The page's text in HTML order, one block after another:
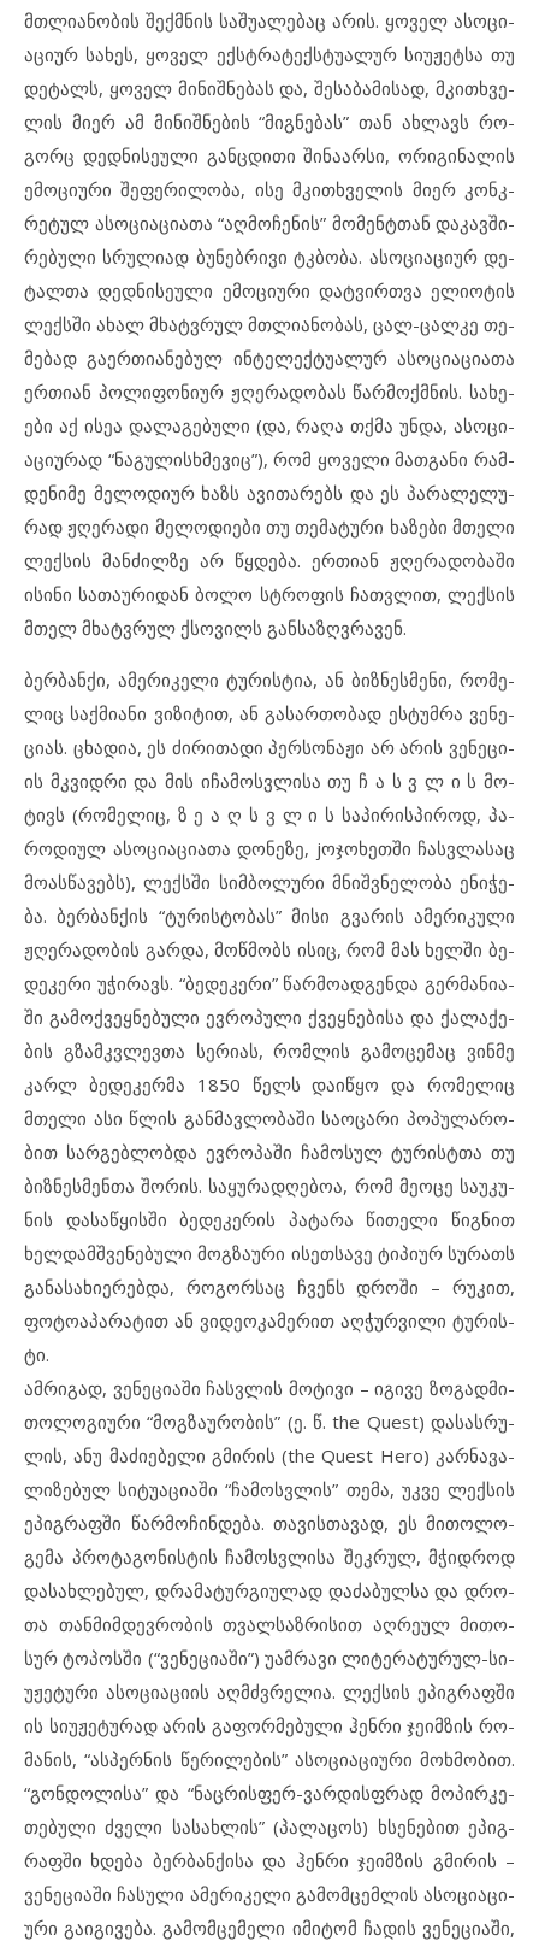
მთლი­ა­ნო­ბის შექ­მ­ნის საშუ­ა­ლე­ბაც არ­ის. ყო­ველ ასოც­ი­
ა­ცი­ურ სა­ხეს, ყო­ველ ექს­ტ­რა­ტექ­ს­ტუ­ა­ლურ სი­უ­ჟეტ­სა თუ
დე­ტალს, ყო­ველ მი­ნიშ­ნე­ბას და, შე­სა­ბა­მი­სად, მკითხ­ვე­
ლის მი­ერ ამ მი­ნიშ­ნე­ბის “მიგ­ნე­ბას” თან ახ­ლავს რო­
გორც დედ­ნი­სე­უ­ლი გან­ც­დი­თი ში­ნა­არ­სი, ორიგ­ი­ნა­ლის
ემ­ო­ცი­უ­რი შე­ფე­რი­ლო­ბა, ისე მკითხ­ვე­ლის მი­ერ კონ­კ­
რე­ტულ ას­ო­ცი­ა­ციათა “აღ­მო­ჩე­ნის” მო­მენ­ტ­თან და­კავ­ში­
რე­ბუ­ლი სრუ­ლი­ად ბუ­ნებ­რი­ვი ტკბო­ბა. ას­ო­ციაცი­ურ დე­
ტალ­თა დედ­ნი­სე­უ­ლი ემ­ო­ცი­უ­რი დატ­ვირ­თ­ვა ელ­ი­ო­ტის
ლექ­ს­ში ახ­ალ მხატვრულ მთლი­ა­ნო­ბას, ცალ-ცალ­კე თე­
მე­ბად გა­ერ­თი­ა­ნე­ბულ ინ­ტე­ლექ­ტუ­ა­ლურ ას­ო­ცი­ა­ციათა
ერ­თი­ან პო­ლი­ფო­ნი­ურ ჟღე­რა­დო­ბას წარ­მოქ­მ­ნის. სა­ხე­
ე­ბი აქ ისეა და­ლა­გე­ბუ­ლი (და, რა­ღა თქმა უნ­და, ას­ო­ცი­
ა­ცი­უ­რად “ნა­გუ­ლის­ხ­მე­ვიც”), რომ ყო­ვე­ლი მათ­გა­ნი რამ­
დენი­მე მე­ლო­დი­ურ ხაზს ავ­ი­თა­რებს და ეს პა­რა­ლე­ლუ­
რად ჟღე­რა­დი მე­ლო­დი­ე­ბი თუ თემატ­უ­რი ხა­ზე­ბი მთე­ლი
ლექ­სის მან­ძილ­ზე არ წყდე­ბა. ერ­თი­ან ჟღე­რა­დო­ბა­ში
ის­ი­ნი სათ­ა­უ­რი­დან ბო­ლო სტრო­ფის ჩათ­ვ­ლით, ლექ­სის
მთელ მხატ­ვ­რულ ქსო­ვილს გან­საზღვრავ­ენ.
ბერ­ბან­ქი, ამ­ე­რი­კე­ლი ტუ­რის­ტია, ან ბიზ­ნეს­მე­ნი, რომ­ე­
ლიც საქ­მი­ა­ნი ვი­ზი­ტით, ან გა­სარ­თო­ბად ეს­ტუმ­რა ვე­ნე­
ცი­ას. ცხა­დია, ეს ძი­რითა­დი პერ­სო­ნა­ჟი არ არ­ის ვე­ნე­ცი­
ის მკვიდ­რი და მის იჩ­ა­მოს­ვ­ლი­სა თუ ჩ ა ს ვ ლ ი ს მო­
ტივს (რო­მე­ლიც, ზ ე ა ღ ს ვ ლ ი ს სა­პი­რის­პი­როდ, პა­
რო­დი­ულ ას­ო­ცი­ა­ცი­ა­თა დო­ნე­ზე, jო­ჯო­ხეთ­ში ჩას­ვ­ლა­საც
მო­ას­წა­ვებს), ლექ­ს­ში სიმ­ბო­ლუ­რი მნიშ­ვ­ნე­ლო­ბა ენ­ი­ჭე­
ბა. ბერ­ბან­ქის “ტუ­რის­ტო­ბას” მი­სი გვა­რის ამ­ე­რი­კუ­ლი
ჟღე­რა­დო­ბის გარ­და, მოწ­მობს ისიც, რომ მას ხელ­ში ბე­
დე­კე­რი უჭ­ი­რავს. “ბე­დე­კე­რი” წარ­მო­ად­გენ­და გერ­მა­ნი­ა­
ში გამ­ოქ­ვეყ­ნე­ბუ­ლი ევ­რო­პუ­ლი ქვეყ­ნე­ბი­სა და ქა­ლა­ქე­
ბის გზამ­კ­ვ­ლევ­თა სე­რი­ას, რომლის გა­მო­ცე­მაც ვინ­მე
კარლ ბე­დე­კერ­მა 1850 წელს და­იწყო და რო­მე­ლიც
მთე­ლი ასი წლის გან­მავ­ლო­ბა­ში სა­ო­ცა­რი პო­პუ­ლა­რო­
ბით სარ­გებ­ლობ­და ევ­რო­პა­ში ჩა­მო­სულ ტურისტ­თა თუ
ბიზ­ნეს­მენ­თა შო­რის. სა­ყუ­რად­ღე­ბოა, რომ მე­ო­ცე სა­უ­კუ­
ნის და­საწყის­ში ბე­დე­კე­რის პა­ტა­რა წი­თე­ლი წიგ­ნით
ხელ­დამ­შ­ვე­ნე­ბუ­ლი მოგ­ზა­უ­რი ის­ეთ­სა­ვე ტი­პიურ სუ­რათს
გა­ნა­სა­ხი­ე­რებ­და, რო­გორ­საც ჩვენს დრო­ში – რუ­კით,
ფო­ტო­ა­პა­რა­ტით ან ვი­დე­ო­კა­მე­რით აღ­ჭურ­ვი­ლი ტუ­რის­
ტი.
ამ­რი­გად, ვე­ნე­ცი­ა­ში ჩას­ვ­ლის მო­ტი­ვი – იგ­ი­ვე ზო­გად­მი­
თო­ლო­გი­უ­რი “მოგ­ზა­უ­რობის” (ე. წ. the Quest) და­სას­რუ­
ლის, ანუ მა­ძი­ე­ბე­ლი გმი­რის (the Quest Hero) კარ­ნა­ვა­
ლი­ზე­ბულ სი­ტუ­ა­ციაში “ჩა­მოს­ვ­ლის” თე­მა, უკ­ვე ლექ­სის
ეპ­იგ­რაფ­ში წარ­მო­ჩინ­დე­ბა. თა­ვის­თა­ვად, ეს მით­ო­ლო­
გე­მა პრო­ტა­გო­ნის­ტის ჩა­მოს­ვ­ლი­სა შეკ­რულ, მჭიდ­როდ
და­სახ­ლე­ბულ, დრა­მატურ­გი­უ­ლად და­ძა­ბულ­სა და დრო­
თა თან­მიმ­დევ­რო­ბის თვალ­საზ­რი­სით აღ­რე­ულ მი­თო­
სურ ტო­პოს­ში (“ვე­ნე­ცი­ა­ში”) უამ­რა­ვი ლი­ტე­რა­ტუ­რულ-სი­
უ­ჟე­ტუ­რი ას­ო­ცი­ა­ცი­ის აღმ­ძ­ვ­რელია. ლექ­სის ეპ­იგ­რაფ­ში
ის სი­უ­ჟე­ტუ­რად არ­ის გა­ფორ­მე­ბუ­ლი ჰენ­რი ჯე­იმ­ზის რო­
მანის, “ას­პერ­ნის წე­რი­ლე­ბის” ას­ო­ცი­ა­ცი­უ­რი მოხ­მო­ბით.
“გონ­დო­ლი­სა” და “ნაც­რის­ფერ-ვარ­დის­ფ­რად მო­პირ­კე­
თე­ბუ­ლი ძვე­ლი სა­სახ­ლის” (პა­ლა­ცოს) ხსე­ნე­ბით ეპ­იგ­
რაფ­ში ხდება ბერ­ბან­ქი­სა და ჰენ­რი ჯე­იმ­ზის გმი­რის –
ვე­ნე­ცი­ა­ში ჩა­სუ­ლი ამ­ე­რი­კე­ლი გამომ­ცემ­ლის ას­ო­ცი­ა­ცი­
უ­რი გა­ი­გი­ვე­ბა. გა­მომ­ცე­მე­ლი იმ­ი­ტომ ჩა­დის ვე­ნე­ცი­ა­ში,